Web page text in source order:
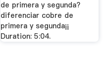
de primera y segunda?
diferenciar cobre de
primera y segunda¡¡
Duration: 5:04.